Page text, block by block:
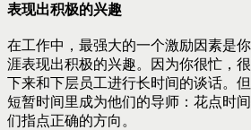
表现出积极的兴趣
在工作中，最强大的一个激励因素是
涯表现出积极的兴趣。因为你很忙，
下来和下层员工进行长时间的谈话。
短暂时间里成为他们的导师：花点时
们指点正确的方向。